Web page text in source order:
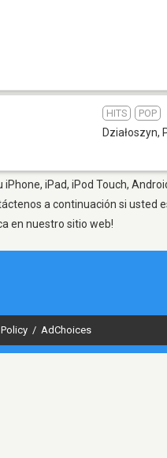
HITS POP
Działoszyn,
iPhone, iPad, iPod Touch,
a continuación si
en nuestro sitio web!
/ AdChoices